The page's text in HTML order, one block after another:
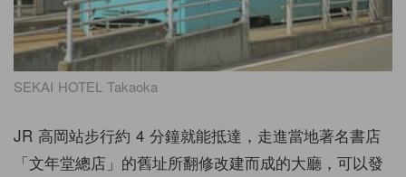
SEKAI HOTEL Takaoka
JR 高岡站步行約 4 分鐘就能抵達，走進當地著名書店
「文年堂總店」的舊址所翻修改建而成的大廳，可以發